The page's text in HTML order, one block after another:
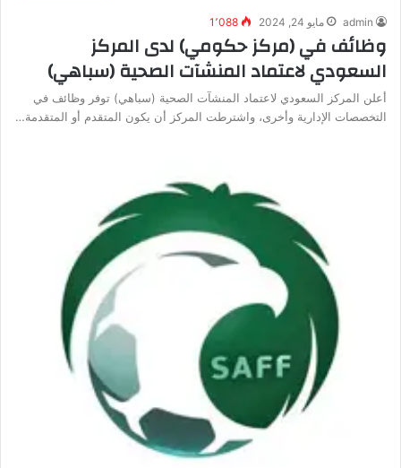
admin مايو 24, 2024 1٬088
وظائف في (مركز حكومي) لدى المركز
السعودي لاعتماد المنشآت الصحية (سباهي)
أعلن المركز السعودي لاعتماد المنشآت الصحية (سباهي) توفر وظائف في
التخصصات الإدارية وأخرى، واشترطت المركز أن يكون المتقدم أو المتقدمة…